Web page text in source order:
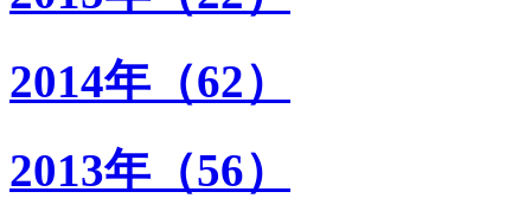
2014年（62）
2013年（56）